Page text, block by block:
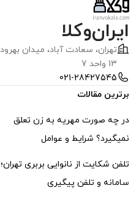
ایران‌وکلا
13 واحد 7
021-28427545
برترین مقالات
در چه صورت مهریه به زن تعلق
نمیگیرد؟ شرایط و عوامل
تلفن شکایت از نانوایی بربری تهران؛
سامانه و تلفن پیگیری